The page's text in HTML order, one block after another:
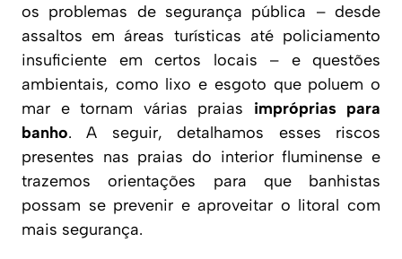
os problemas de segurança pública – desde
assaltos em áreas turísticas até policiamento
insuficiente em certos locais – e questões
ambientais, como lixo e esgoto que poluem o
mar e tornam várias praias impróprias para
banho. A seguir, detalhamos esses riscos
presentes nas praias do interior fluminense e
trazemos orientações para que banhistas
possam se prevenir e aproveitar o litoral com
mais segurança.